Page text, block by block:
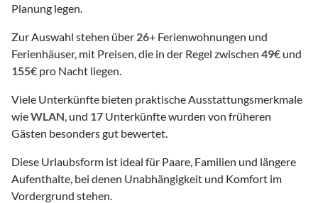
Planung legen.
Zur Auswahl stehen über 26+ Ferienwohnungen und
Ferienhäuser, mit Preisen, die in der Regel zwischen 49€ und
155€ pro Nacht liegen.
Viele Unterkünfte bieten praktische Ausstattungsmerkmale
wieWLAN , und 17 Unterkünfte wurden von früheren
Gästen besonders gut bewertet.
Diese Urlaubsform ist ideal für Paare, Familien und längere
Aufenthalte, bei denen Unabhängigkeit und Komfort im
Vordergrund stehen.